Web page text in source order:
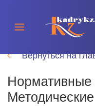
Вернуться на
Нормативные